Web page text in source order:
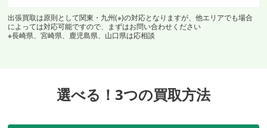
出張買取は原則として関東・九州(※)の対応となりますが、他エリアでも場合
によっては対応可能ですので、まずはお問い合わせください
※長崎県、宮崎県、鹿児島県、山口県は応相談
選べる！3つの買取方法